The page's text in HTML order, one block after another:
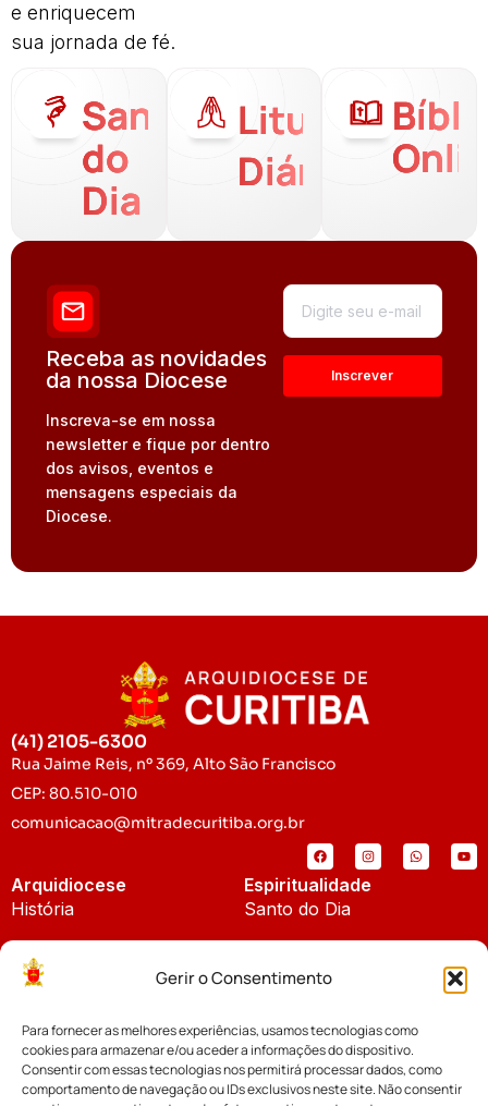
Gerir o Consentimento
Para fornecer as melhores experiências, usamos tecnologias como
cookies para armazenar e/ou aceder a informações do dispositivo.
Consentir com essas tecnologias nos permitirá processar dados, como
comportamento de navegação ou IDs exclusivos neste site. Não consentir
e enriquecem
sua jornada de fé.
Santo
do
Dia
Liturgia
Diária
Receba as novidades
da nossa Diocese
Inscreva-se em nossa
newsletter e fique por dentro
dos avisos, eventos e
mensagens especiais da
Diocese.
(41) 2105-6300
Rua Jaime Reis, nº 369, Alto São Francisco
CEP: 80.510-010
comunicacao@mitradecuritiba.org.br
Arquidiocese
História
Padroeira
Espiritualidade
Santo do Dia
Notícias
Notícias da Arquidiocese
Cúria Diocesana
Fundo Diocesano